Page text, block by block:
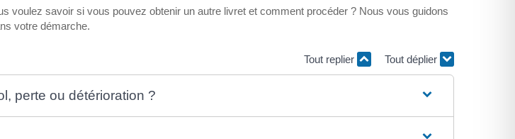
voulez savoir si vous pouvez obtenir un autre livret et comment procéder ? Nous vous guidons
votre démarche.
Tout replier Tout déplier
perte ou détérioration ?